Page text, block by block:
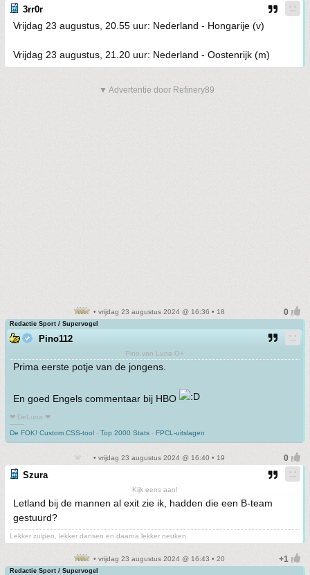
3rr0r
Vrijdag 23 augustus, 20.55 uur: Nederland - Hongarije (v)
Vrijdag 23 augustus, 21.20 uur: Nederland - Oostenrijk (m)
▼ Advertentie door Refinery89
• vrijdag 23 augustus 2024 @ 16:36 • 18
Redactie Sport / Supervogel
Pino112
Pino van Luna O+
Prima eerste potje van de jongens.
En goed Engels commentaar bij HBO
❤ DeLuna ❤
-------
De FOK! Custom CSS-tool - Top 2000 Stats - FPCL-uitslagen
• vrijdag 23 augustus 2024 @ 16:40 • 19
Szura
Kijk eens aan!
Letland bij de mannen al exit zie ik, hadden die een B-team
gestuurd?
Lekker zuipen, lekker dansen en daarna lekker neuken.
• vrijdag 23 augustus 2024 @ 16:43 • 20
Redactie Sport / Supervogel